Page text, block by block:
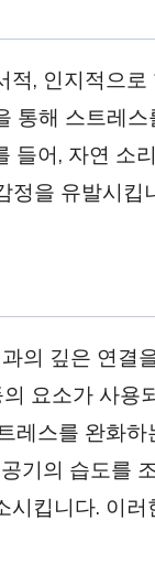
, 인지적으로
통해 스트레스
들어, 자연 소
정을 유발시킵
의 깊은 연결
요소가 사용
레스를 완화
기의 습도를
킵니다. 이러